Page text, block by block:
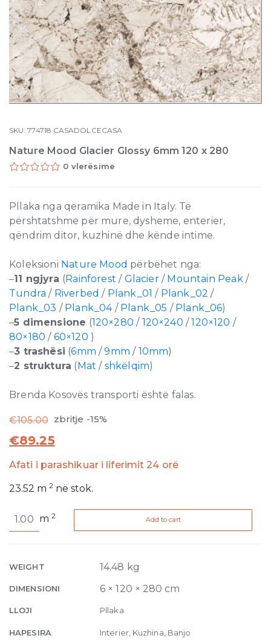
SKU:774718 CASADOLCECASA
Nature Mood Glacier Glossy 6mm 120 x 280
0 vlerësime
Pllaka nga qeramika Made in Italy. Të
përshtatshme për mure, dysheme, enterier,
qëndrim ditor, kuzhinë dhe kënde intime.
Koleksioni Nature Mood përbëhet nga:
–11 ngjyra (Rainforest / Glacier/ Mountain Peak/
Tundra / Riverbed / Plank_01 / Plank_02 /
Plank_03 / Plank_04/ Plank_05 / Plank_06)
–5 dimensione (120×280 / 120×240 /120×120 /
80×180/ 60×120 )
–3 trashësi (6mm/9mm / 10mm)
–2 struktura (Mat/ shkëlqim)
Brenda Kosovës transporti është falas.
€105.00 zbritje -15%
€89.25
Afati i parashikuar i liferimit 24 orë
23.52 m2 në stok.
Mood
6mm
x
280
m2 Add to cart
WEIGHT 14.48 kg
DIMENSIONI 6 × 120 × 280 cm
LLOJI Pllaka
HAPESIRA Interier, Kuzhina, Banjo